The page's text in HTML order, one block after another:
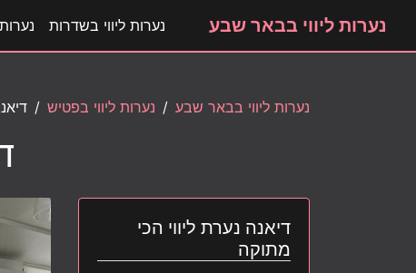
נערות ליווי בבאר שבע נערות ליווי בשדרות
נערות ליווי בבאר שבע נערות ליווי בפטיש
דיאנה נערת ליווי הכי
מתוקה